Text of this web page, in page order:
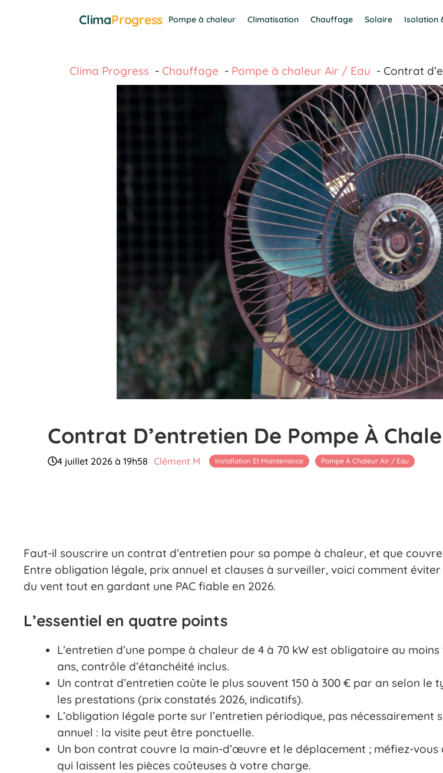
ClimaProgress Pompe à chaleur Climatisation Chauffage Solaire Isolation
Clima Progress Chauffage Pompe à chaleur Air / Eau Contrat
Contrat D’entretien De Pompe À
4 juillet 2026 à 19h58 Clément M Installation Et Maintenance Pompe À Chaleur Air / Eau
Faut-il souscrire un contrat d’entretien pour sa pompe à chaleur, et que
Entre obligation légale, prix annuel et clauses à surveiller, voici comment
du vent tout en gardant une PAC fiable en 2026.
L’essentiel en quatre points
L’entretien d’une pompe à chaleur de 4 à 70 kW est obligatoire au
ans, contrôle d’étanchéité inclus.
Un contrat d’entretien coûte le plus souvent 150 à 300 € par an selon le
les prestations (prix constatés 2026, indicatifs).
L’obligation légale porte sur l’entretien périodique, pas nécessairement
annuel : la visite peut être ponctuelle.
Un bon contrat couvre la main-d’œuvre et le déplacement ; méfiez-vous
qui laissent les pièces coûteuses à votre charge.